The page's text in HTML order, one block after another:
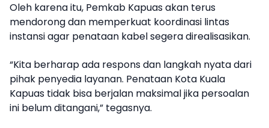
Oleh karena itu, Pemkab Kapuas akan terus
mendorong dan memperkuat koordinasi lintas
instansi agar penataan kabel segera direalisasikan.
“Kita berharap ada respons dan langkah nyata dari
pihak penyedia layanan. Penataan Kota Kuala
Kapuas tidak bisa berjalan maksimal jika persoalan
ini belum ditangani,” tegasnya.